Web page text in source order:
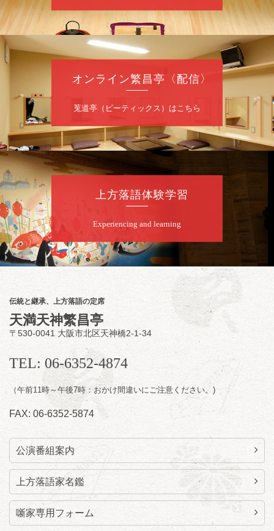
8月7日（金）
噺家が落語と芝居をしてみる会
桂米之助／桂団治郎／桂弥太郎／桂米舞／是
開演：午後6時30分（6時開場）全席指定
お問合せ：米朝事務所 06-6365-8281（平日
10時～18時）
★菟道亭配信あり
入はこちらをクリック
8月8日（土）
第2回 智之介・力造 二人会
笑福亭智之介「昭和任侠伝」「天王寺詣り」
／桂力造「桃太郎」「本膳」／桂二豆「開口
開演：午前10時（9時30分 開場
）
前売2,000円 当日 2,500円
お問合せ：智之介・力造 二人会事務局 090-
7762-6268
オンライン繁昌亭〈配信〉
莵道亭（ピーティックス）はこちら
上方落語体験学習
Experiencing and learning
伝統と継承、上方落語の定席
天満天神繁昌亭
〒530-0041 大阪市北区天神橋2-1-34
TEL: 06-6352-4874
（午前11時～午後7時：おかけ間違いにご注意ください。)
FAX: 06-6352-5874
公演番組案内
上方落語家名鑑
噺家専用フォーム